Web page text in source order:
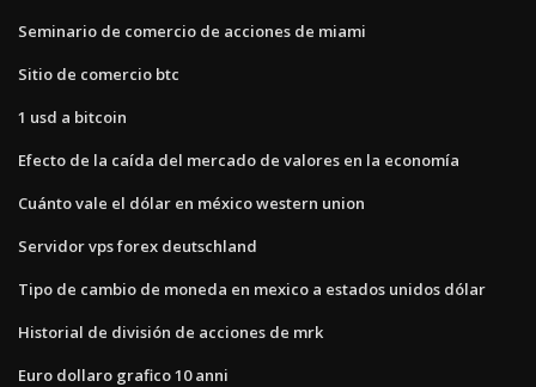
Seminario de comercio de acciones de miami
Sitio de comercio btc
1 usd a bitcoin
Efecto de la caída del mercado de valores en la economía
Cuánto vale el dólar en méxico western union
Servidor vps forex deutschland
Tipo de cambio de moneda en mexico a estados unidos dólar
Historial de división de acciones de mrk
Euro dollaro grafico 10 anni